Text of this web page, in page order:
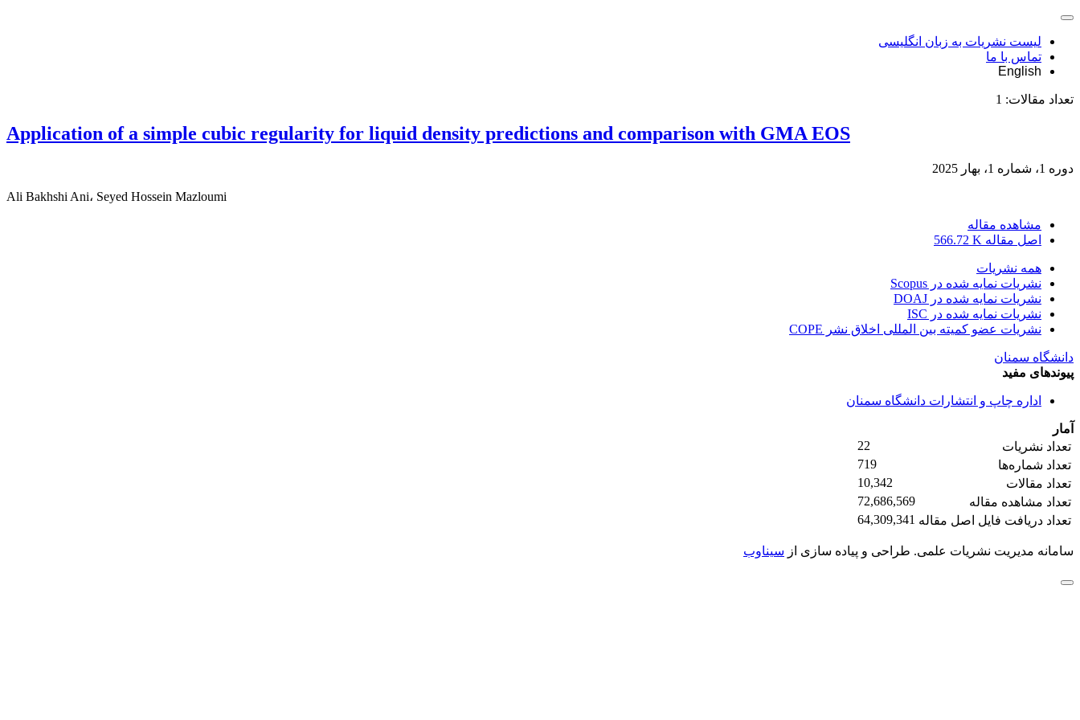
لیست نشریات به زبان انگلیسی
تماس با ما
English
تعداد مقالات: 1
Application of a simple cubic regularity for liquid density predictions and comparison with GMA EOS
دوره 1، شماره 1، بهار 2025
Ali Bakhshi Ani، Seyed Hossein Mazloumi
مشاهده مقاله
اصل مقاله 566.72 K
همه نشریات
نشریات نمایه شده در Scopus
نشریات نمایه شده در DOAJ
نشریات نمایه شده در ISC
نشریات عضو کمیته بین المللی اخلاق نشر COPE
دانشگاه سمنان
پیوندهای مفید
اداره چاپ و انتشارات دانشگاه سمنان
آمار
تعداد نشریات
22
تعداد شماره‌ها
719
تعداد مقالات
10,342
تعداد مشاهده مقاله
72,686,569
تعداد دریافت فایل اصل مقاله 64,309,341
سامانه مدیریت نشریات علمی. طراحی و پیاده سازی از سیناوب